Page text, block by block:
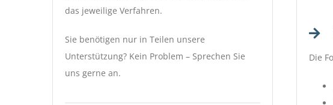
das jeweilige Verfahren.
Sie benötigen nur in Teilen unsere
Unterstützung? Kein Problem – Sprechen Sie
uns gerne an.
Die